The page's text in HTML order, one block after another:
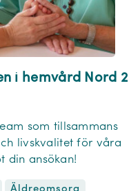
i hemvård Nord 2
som tillsammans
livskvalitet för våra
din ansökan!